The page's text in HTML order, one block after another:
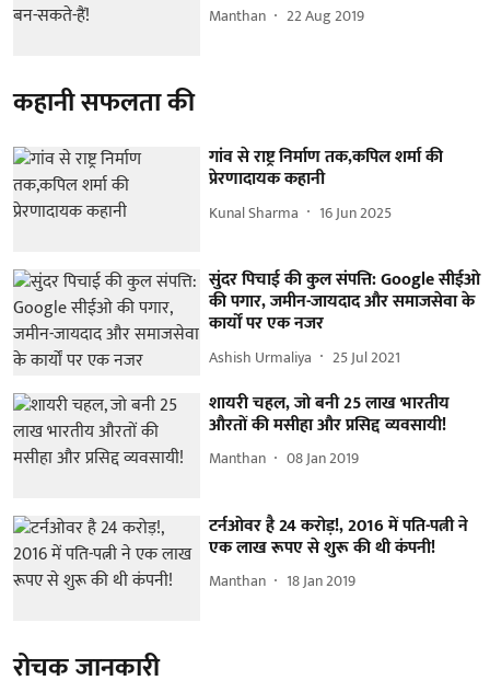
Manthan 22 Aug 2019
कहानी सफलता की
गांव से राष्ट्र निर्माण तक,कपिल शर्मा की
प्रेरणादायक कहानी
Kunal Sharma 16 Jun 2025
सुंदर पिचाई की कुल संपत्ति: Google सीईओ
की पगार, जमीन-जायदाद और समाजसेवा के
कार्यों पर एक नजर
Ashish Urmaliya 25 Jul 2021
शायरी चहल, जो बनी 25 लाख भारतीय
औरतों की मसीहा और प्रसिद्द व्यवसायी!
Manthan 08 Jan 2019
टर्नओवर है 24 करोड़!, 2016 में पति-पत्नी ने
एक लाख रूपए से शुरू की थी कंपनी!
Manthan 18 Jan 2019
रोचक जानकारी